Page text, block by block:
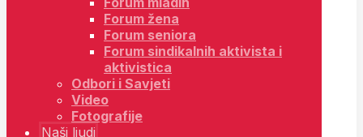
Forum žena
Forum seniora
Forum sindikalnih aktivista i
aktivistica
Odbori i Savjeti
Video
Fotografije
Naši ljudi